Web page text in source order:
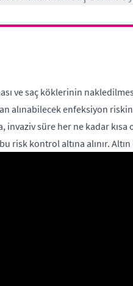
ve saç köklerinin
alınabilecek enfeksiyon
invaziv süre her ne kadar
risk kontrol altına alınır.